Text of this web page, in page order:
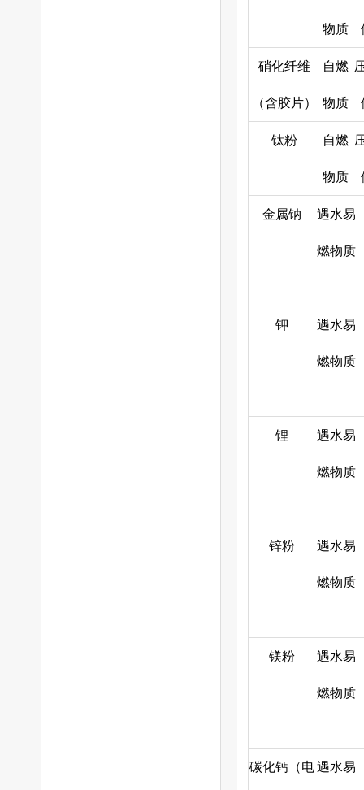
物质
硝化纤维
（含胶片）
自燃
物质
钛粉 自燃
物质
金属钠 遇水易
燃物质
钾 遇水易
燃物质
锂 遇水易
燃物质
锌粉 遇水易
燃物质
镁粉 遇水易
燃物质
碳化钙（电遇水易